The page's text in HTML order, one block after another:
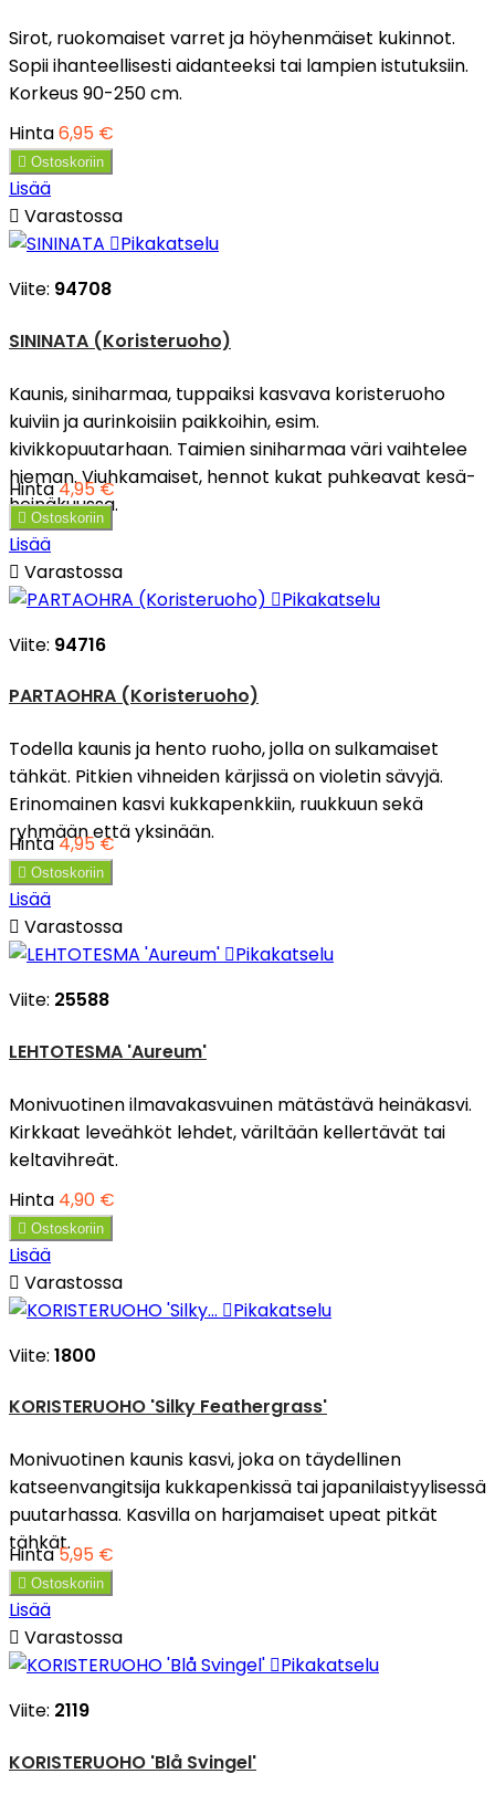
Sirot, ruokomaiset varret ja höyhenmäiset kukinnot.
Sopii ihanteellisesti aidanteeksi tai lampien istutuksiin.
Korkeus 90-250 cm.
Hinta6,95 €
 Ostoskoriin
Lisää
 Varastossa
Pikakatselu
Viite: 94708
SININATA (Koristeruoho)
Kaunis, siniharmaa, tuppaiksi kasvava koristeruoho
kuiviin ja aurinkoisiin paikkoihin, esim.
kivikkopuutarhaan. Taimien siniharmaa väri vaihtelee
hieman. Viuhkamaiset, hennot kukat puhkeavat kesä-
heinäkuussa.
Hinta4,95 €
 Ostoskoriin
Lisää
 Varastossa
Pikakatselu
Viite: 94716
PARTAOHRA (Koristeruoho)
Todella kaunis ja hento ruoho, jolla on sulkamaiset
tähkät. Pitkien vihneiden kärjissä on violetin sävyjä.
Erinomainen kasvi kukkapenkkiin, ruukkuun sekä
ryhmään että yksinään.
Hinta4,95 €
 Ostoskoriin
Lisää
 Varastossa
Pikakatselu
Viite: 25588
LEHTOTESMA 'Aureum'
Monivuotinen ilmavakasvuinen mätästävä heinäkasvi.
Kirkkaat leveähköt lehdet, väriltään kellertävät tai
keltavihreät.
Hinta 4,90 €
 Ostoskoriin
Lisää
 Varastossa
Pikakatselu
Viite: 1800
KORISTERUOHO 'Silky Feathergrass'
Monivuotinen kaunis kasvi, joka on täydellinen
katseenvangitsija kukkapenkissä tai japanilaistyylisessä
puutarhassa. Kasvilla on harjamaiset upeat pitkät
tähkät.
Hinta5,95 €
 Ostoskoriin
Lisää
 Varastossa
Pikakatselu
Viite: 2119
KORISTERUOHO 'Blå Svingel'